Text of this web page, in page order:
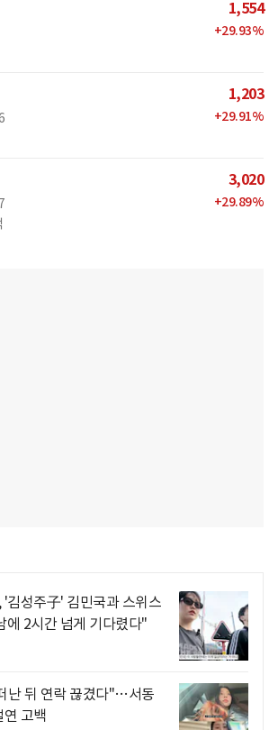
1,554
+29.93%
1,203
+29.91%
3,020
+29.89%
'김성주子' 김민국과 스위스
에 2시간 넘게 기다렸다"
난 뒤 연락 끊겼다"…서동
연 고백